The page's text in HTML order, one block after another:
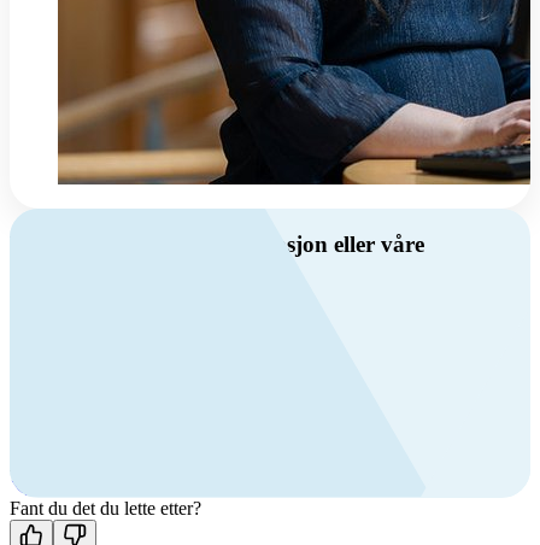
Har du spørsmål om ventilasjon eller våre
Kontakt oss
Fant du det du lette etter?